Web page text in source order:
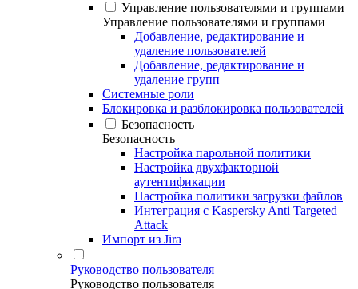
Управление пользователями и группами
Управление пользователями и группами
Добавление, редактирование и
удаление пользователей
Добавление, редактирование и
удаление групп
Системные роли
Блокировка и разблокировка пользователей
Безопасность
Безопасность
Настройка парольной политики
Настройка двухфакторной
аутентификации
Настройка политики загрузки файлов
Интеграция с Kaspersky Anti Targeted
Attack
Импорт из Jira
Руководство пользователя
Руководство пользователя